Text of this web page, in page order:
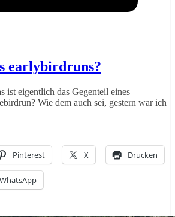
earlybirdruns?
ist eigentlich das Gegenteil eines
Wie dem auch sei, gestern war ich
Pinterest X Drucken
WhatsApp